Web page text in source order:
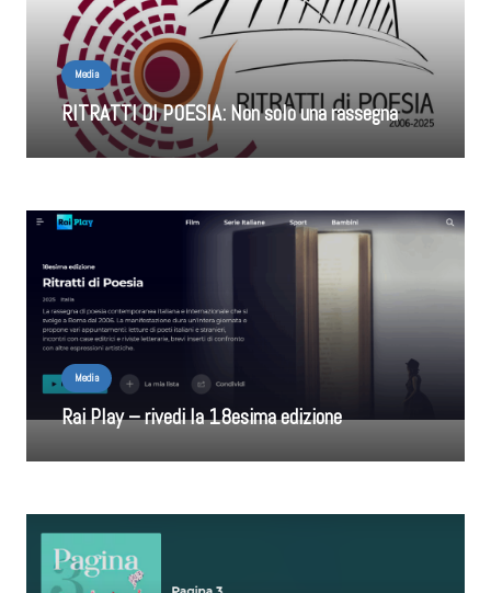
Media
RITRATTI DI POESIA: Non solo una rassegna
Media
Rai Play – rivedi la 18esima edizione